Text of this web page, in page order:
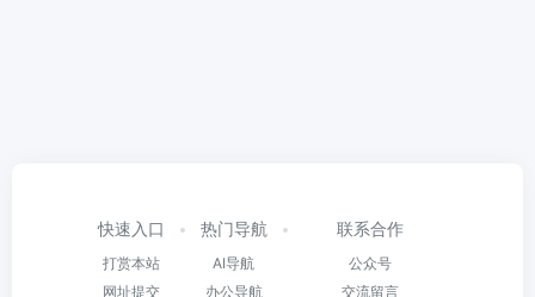
快速入口
打赏本站
网址提交
热门导航
AI导航
办公导航
联系合作
公众号
交流留言